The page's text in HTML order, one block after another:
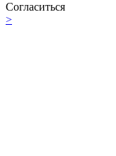
Согласиться
>